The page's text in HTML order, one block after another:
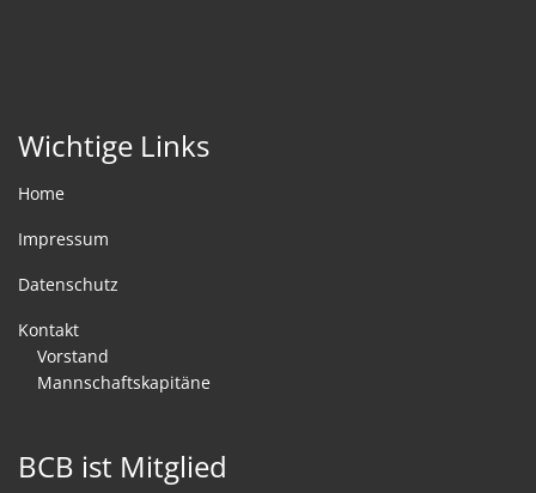
Wichtige Links
Home
Impressum
Datenschutz
Kontakt
Vorstand
Mannschaftskapitäne
BCB ist Mitglied